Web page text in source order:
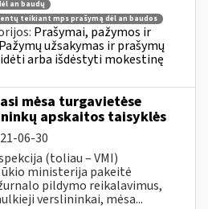
an baudų
teikiant mps prašymą dėl an baudos
Prašymai, pažymos ir
užsakymas ir prašymų
arba išdėstyti mokestinę
mėsa turgavietėse
apskaitos taisyklės
06-30
(toliau – VMI)
ministerija pakeitė
pildymo reikalavimus,
verslininkai, mėsa...